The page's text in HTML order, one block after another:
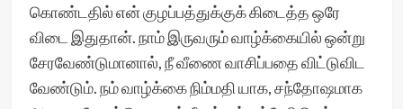
கொண்டதில் என் குழப்பத்துக்குக் கிடைத்த ஒரே
விடை இதுதான். நாம் இருவரும் வாழ்க்கையில் ஒன்று
சேரவேண்டுமானால், நீ வீணை வாசிப்பதை விட்டுவிட
வேண்டும். நம் வாழ்க்கை நிம்மதி யாக, சந்தோஷமாக